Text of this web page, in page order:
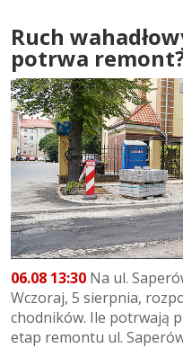
Ruch
potrwa
06.08 13:30 Na ul.
Wczoraj, 5 sierpnia,
chodników. Ile potrwają
etap remontu ul.